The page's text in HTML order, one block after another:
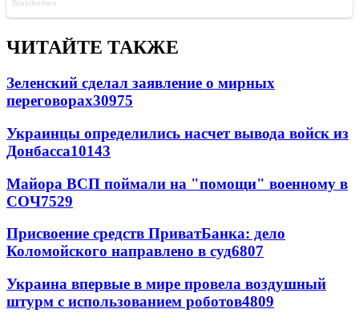
ЧИТАЙТЕ ТАКЖЕ
Зеленский сделал заявление о мирных
переговорах30975
Украинцы определились насчет вывода войск из
Донбасса10143
Майора ВСП поймали на "помощи" военному в
СОЧ7529
Присвоение средств ПриватБанка: дело
Коломойского направлено в суд6807
Украина впервые в мире провела воздушный
штурм с использованием роботов4809